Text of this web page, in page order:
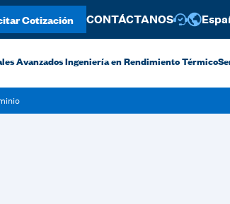
Cotización CONTÁCTANOS
AvanzadosIngeniería en Rendimiento Térmico